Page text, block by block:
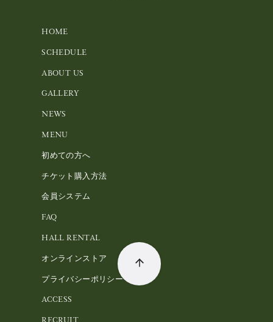
HOME
SCHEDULE
ABOUT US
GALLERY
NEWS
MENU
初めての方へ
チケット購入方法
会員システム
FAQ
HALL RENTAL
オンラインストア
プライバシーポリシー
ACCESS